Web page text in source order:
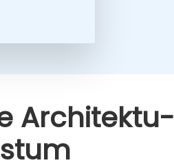
Archi­tek­tu­